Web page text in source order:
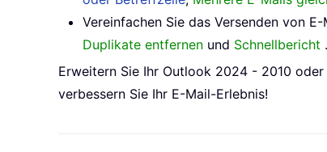
Vereinfachen Sie das Versenden von
Duplikate entfernen und Schnellbericht
Erweitern Sie Ihr Outlook 2024 - 2010
verbessern Sie Ihr E-Mail-Erlebnis!